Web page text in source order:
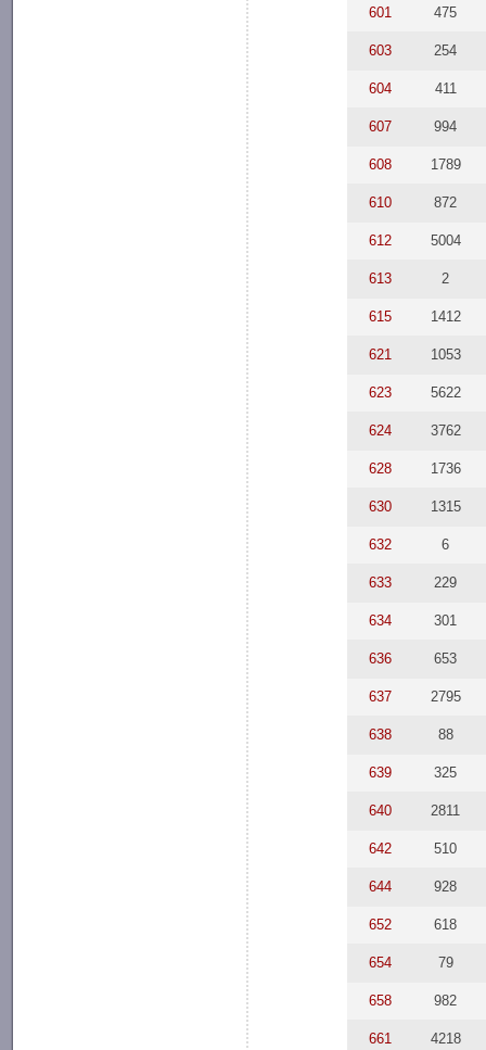
601 475
603 254
604 411
607 994
608 1789
610 872
612 5004
613 2
615 1412
621 1053
623 5622
624 3762
628 1736
630 1315
632 6
633 229
634 301
636 653
637 2795
638 88
639 325
640 2811
642 510
644 928
652 618
654 79
658 982
661 4218